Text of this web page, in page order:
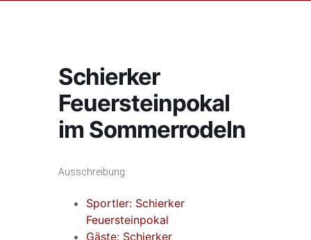
Schierker
Feuersteinpokal
im Sommerrodeln
Ausschreibung:
Sportler: Schierker
Feuersteinpokal
Gäste: Schierker